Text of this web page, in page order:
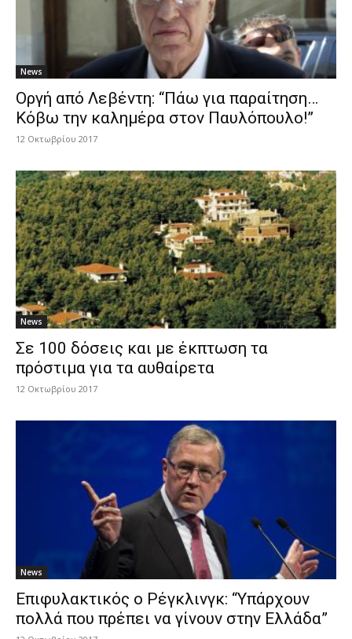
News
Οργή από Λεβέντη: “Πάω για παραίτηση…
Κόβω την καλημέρα στον Παυλόπουλο!”
12 Οκτωβρίου 2017
News
Σε 100 δόσεις και με έκπτωση τα
πρόστιμα για τα αυθαίρετα
12 Οκτωβρίου 2017
News
Επιφυλακτικός ο Ρέγκλινγκ: “Υπάρχουν
πολλά που πρέπει να γίνουν στην Ελλάδα”